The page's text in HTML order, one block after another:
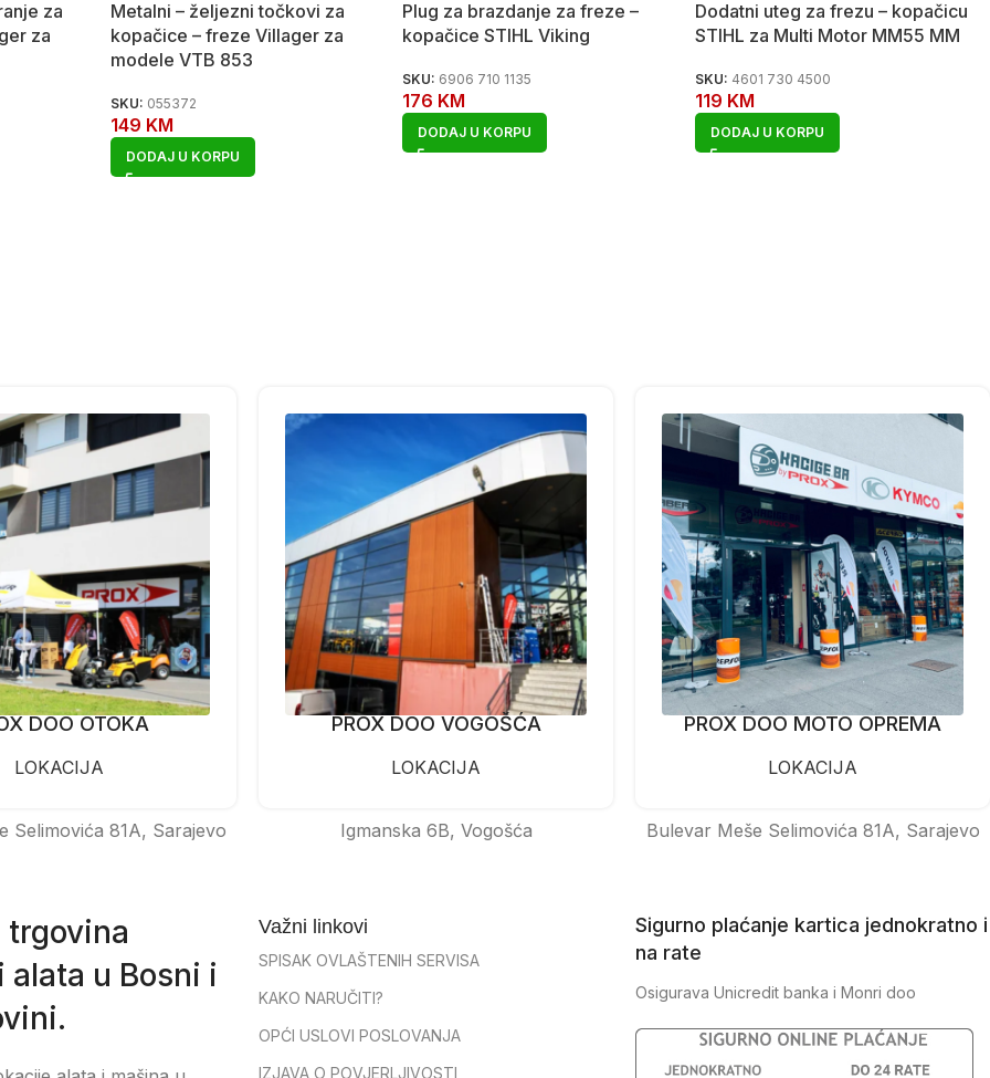
za
za
Metalni – željezni točkovi za
kopačice – freze Villager za
modele VTB 853
SKU: 055372
149 KM
DODAJ U KORPU
Plug za brazdanje za freze –
kopačice STIHL Viking
SKU: 6906 710 1135
176 KM
DODAJ U KORPU
Dodatni uteg za frezu – kopačicu
STIHL za Multi Motor MM55 MM
SKU: 4601 730 4500
119 KM
DODAJ U KORPU
DOO OTOKA
LOKACIJA
Selimovića 81A, Sarajevo
PROX DOO VOGOŠĆA
LOKACIJA
Igmanska 6B, Vogošća
PROX DOO MOTO OPREMA
LOKACIJA
Bulevar Meše Selimovića 81A, Sarajevo
trgovina
alata u Bosni i
Važni linkovi
SPISAK OVLAŠTENIH SERVISA
KAKO NARUČITI?
OPĆI USLOVI POSLOVANJA
IZJAVA O POVJERLJIVOSTI
Sigurno plaćanje kartica jednokratno i
na rate
Osigurava Unicredit banka i Monri doo